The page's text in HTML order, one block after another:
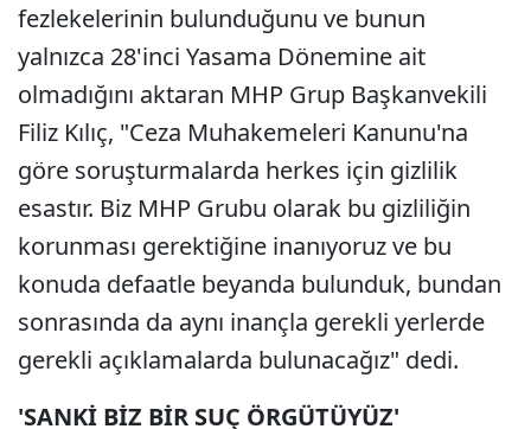
fezlekelerinin bulunduğunu ve bunun
yalnızca 28'inci Yasama Dönemine ait
olmadığını aktaran MHP Grup Başkanvekili
Filiz Kılıç, "Ceza Muhakemeleri Kanunu'na
göre soruşturmalarda herkes için gizlilik
esastır. Biz MHP Grubu olarak bu gizliliğin
korunması gerektiğine inanıyoruz ve bu
konuda defaatle beyanda bulunduk, bundan
sonrasında da aynı inançla gerekli yerlerde
gerekli açıklamalarda bulunacağız" dedi.
'SANKİ BİZ BİR SUÇ ÖRGÜTÜYÜZ'